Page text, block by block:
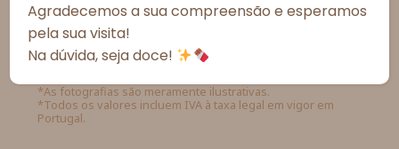
Meios de Entrega
Alergénicos
*As fotografias são meramente ilustrativas.
*Todos os valores incluem IVA à taxa legal em vigor em
Portugal.
Agradecemos a sua compreensão e esperamos
pela sua visita!
Na dúvida, seja doce!